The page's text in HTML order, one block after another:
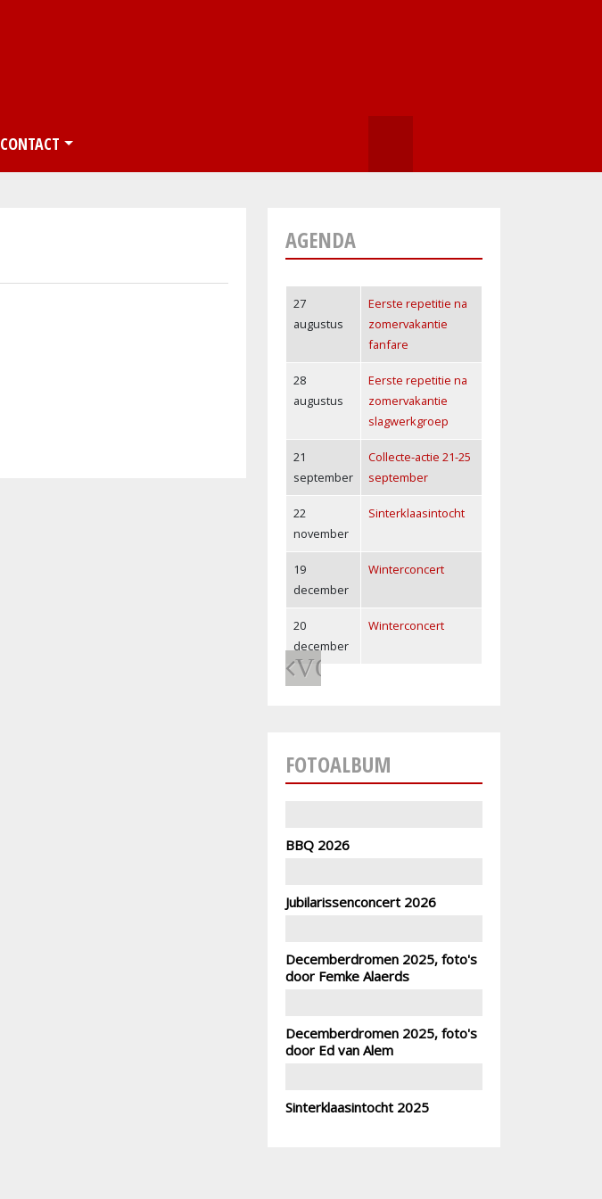
CONTACT
AGENDA
27
augustus
Eerste repetitie na
zomervakantie
fanfare
28
augustus
Eerste repetitie na
zomervakantie
slagwerkgroep
21
september
Collecte-actie 21-25
september
22
november
Sinterklaasintocht
19
december
Winterconcert
20
december
Winterconcert
FOTOALBUM
BBQ 2026
Jubilarissenconcert 2026
Decemberdromen 2025, foto's
door Femke Alaerds
Decemberdromen 2025, foto's
door Ed van Alem
Sinterklaasintocht 2025
VORIGE